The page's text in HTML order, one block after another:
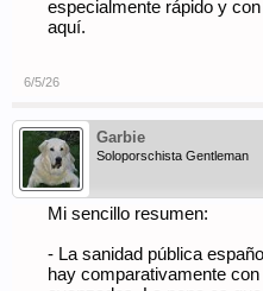
en otros ámbitos ciertas
especialmente rápido y
aquí.
6/5/26
Garbie
Soloporschista Gentleman
Mi sencillo resumen:
- La sanidad pública
hay comparativamente